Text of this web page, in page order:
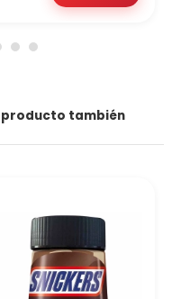
producto también